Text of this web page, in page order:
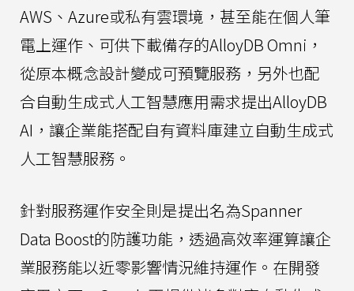
AWS、Azure或私有雲環境，甚至能在個人筆
電上運作、可供下載備存的AlloyDB Omni，
從原本概念設計變成可預覽服務，另外也配
合自動生成式人工智慧應用需求提出AlloyDB
AI，讓企業能搭配自有資料庫建立自動生成式
人工智慧服務。
針對服務運作安全則是提出名為Spanner
Data Boost的防護功能，透過高效率運算讓企
業服務能以近零影響情況維持運作。在開發